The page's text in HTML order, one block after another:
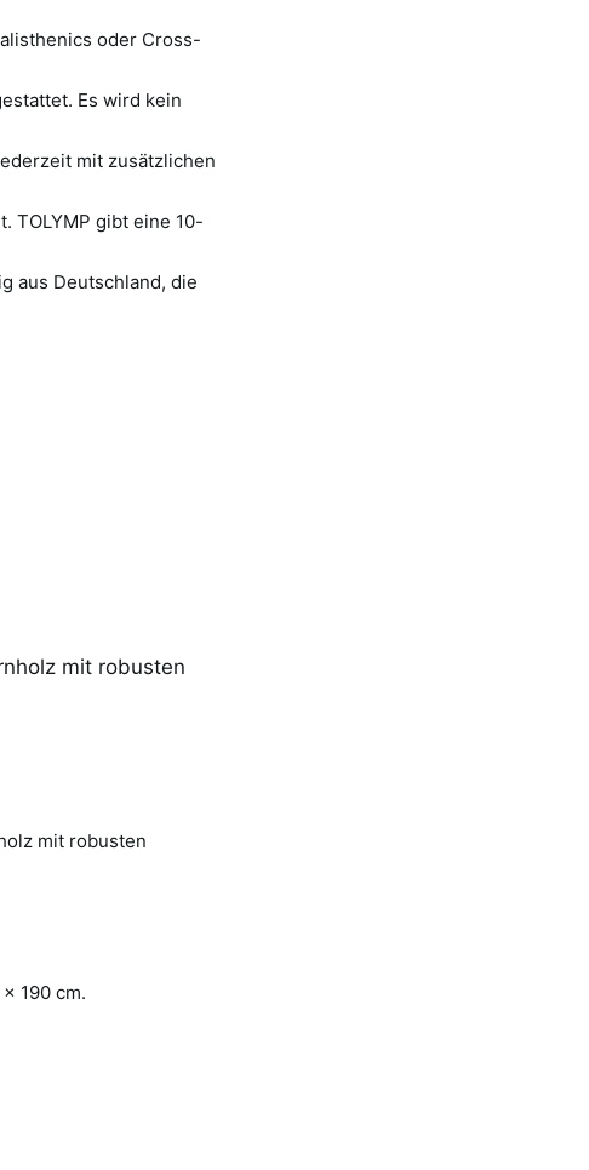
oder Cross-
Es wird kein
mit zusätzlichen
TOLYMP gibt eine 10-
aus Deutschland, die
mit robusten
mit robusten
190 cm.